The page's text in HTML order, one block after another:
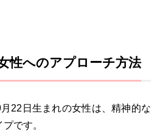
性へのアプローチ方法
22日生まれの女性は、精神的な
です。